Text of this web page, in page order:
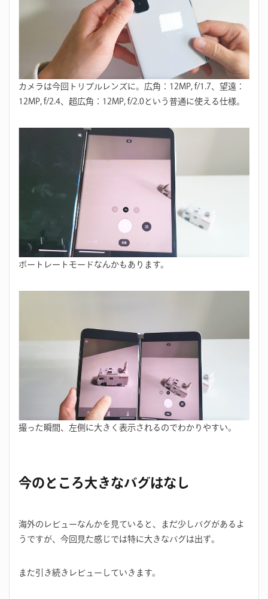
カメラは今回トリプルレンズに。広角：12MP, f/1.7、望遠：
12MP, f/2.4、超広角：12MP, f/2.0という普通に使える仕様。
ポートレートモードなんかもあります。
撮った瞬間、左側に大きく表示されるのでわかりやすい。
今のところ大きなバグはなし
海外のレビューなんかを見ていると、まだ少しバグがあるよ
うですが、今回見た感じでは特に大きなバグは出ず。
また引き続きレビューしていきます。